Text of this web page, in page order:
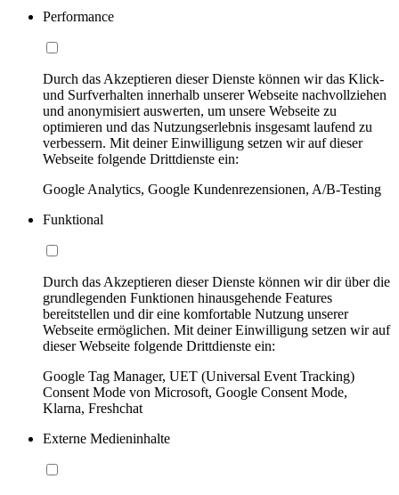
Performance
Durch das Akzeptieren dieser Dienste können wir das Klick-
und Surfverhalten innerhalb unserer Webseite nachvollziehen
und anonymisiert auswerten, um unsere Webseite zu
optimieren und das Nutzungserlebnis insgesamt laufend zu
verbessern. Mit deiner Einwilligung setzen wir auf dieser
Webseite folgende Drittdienste ein:
Google Analytics, Google Kundenrezensionen, A/B-Testing
Funktional
Durch das Akzeptieren dieser Dienste können wir dir über die
grundlegenden Funktionen hinausgehende Features
bereitstellen und dir eine komfortable Nutzung unserer
Webseite ermöglichen. Mit deiner Einwilligung setzen wir auf
dieser Webseite folgende Drittdienste ein:
Google Tag Manager, UET (Universal Event Tracking)
Consent Mode von Microsoft, Google Consent Mode,
Klarna, Freshchat
Externe Medieninhalte